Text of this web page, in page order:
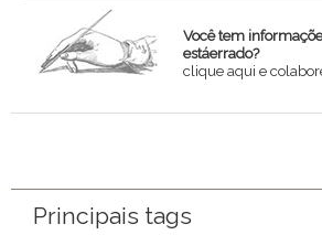
Você tem
estáerrado?
clique aqui e
Principais tags